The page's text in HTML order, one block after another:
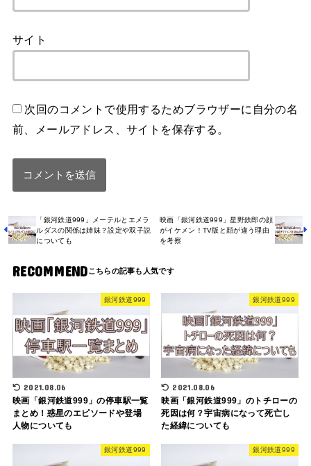
サイト
次回のコメントで使用するためブラウザーに自分の名
前、メールアドレス、サイトを保存する。
「銀河鉄道999」メーテルとエメラ
ルダスの関係は姉妹？設定や双子説
についても
映画「銀河鉄道999」星野鉄郎の顔
がイケメン！TV版と顔が違う理由
を考察
RECOMMEND
銀河鉄道999
2021.08.06
映画「銀河鉄道999」の停車駅一覧
まとめ！惑星のエピソードや登場
人物についても
銀河鉄道999
2021.08.06
映画「銀河鉄道999」のトチローの
死因は何？宇宙病になって死亡し
た経緯についても
銀河鉄道999 銀河鉄道999